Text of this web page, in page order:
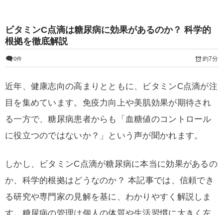
ビタミンC点滴は糖尿病に効果があるのか？ 科学的
根拠を徹底解説
0件 約7分
近年、健康志向の高まりとともに、ビタミンC点滴が注
目を集めています。免疫力向上や美肌効果が期待され
る一方で、糖尿病患者からも「血糖値のコントロール
に役立つのではないか？」という声が聞かれます。
しかし、ビタミンC点滴が糖尿病に本当に効果があるの
か、科学的根拠はどうなのか？ 本記事では、信頼でき
る研究や専門家の見解を基に、わかりやすく解説しま